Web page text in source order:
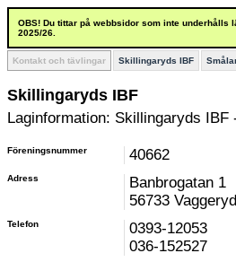
OBS! Du tittar på webbsidor som inte
2025/26.
Kontakt och tävlingar Skillingaryds IBF
Skillingaryds IBF
Laginformation: Skillingaryds
Föreningsnummer 40662
Adress
Banbrogatan 1
56733 Vaggeryd
Telefon
0393-12053
036-152527